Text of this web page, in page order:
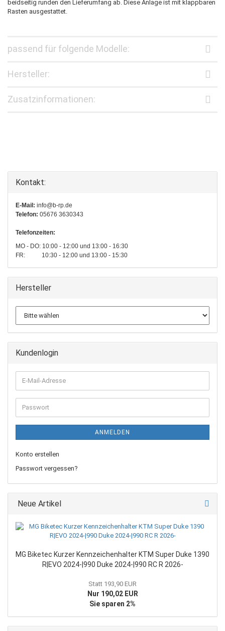
beidseitig runden den Lieferumfang ab. Diese Anlage ist mit klappbaren
Rasten ausgestattet.
passend für folgende Modelle:
Hersteller:
Zusatzinformationen:
Kontakt:
E-Mail: info@b-rp.de
Telefon: 05676 3630343
Telefonzeiten:
MO - DO: 10:00 - 12:00 und 13:00 - 16:30
FR: 10:30 - 12:00 und 13:00 - 15:30
Hersteller
Kundenlogin
E-
Mail-
Adresse
Passwort
ANMELDEN
Konto erstellen
Passwort vergessen?
Neue Artikel
MG Biketec Kurzer Kennzeichenhalter KTM Super Duke 1390
R|EVO 2024-|990 Duke 2024-|990 RC R 2026-
Statt 193,90 EUR
Nur 190,02 EUR
Sie sparen 2%